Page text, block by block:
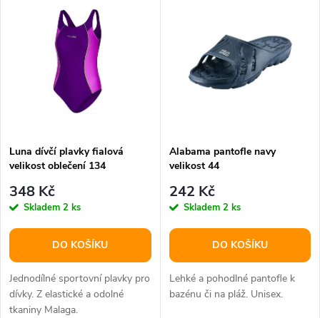
Luna dívčí plavky fialová
velikost oblečení 134
348 Kč
Skladem 2 ks
DO KOŠÍKU
Jednodílné sportovní plavky pro
dívky. Z elastické a odolné
tkaniny Malaga.
Alabama pantofle navy
velikost 44
242 Kč
Skladem 2 ks
DO KOŠÍKU
Lehké a pohodlné pantofle k
bazénu či na pláž. Unisex.